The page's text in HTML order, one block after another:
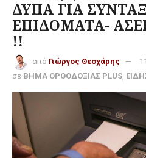
ΔΥΠΑ ΓΙΑ
ΕΠΙΔΟΜΑΤΑ-
!!
από Γιώργος Θεοχάρης
σε ΒΗΜΑ ΟΡΘΟΔΟΞΙΑΣ PLUS,